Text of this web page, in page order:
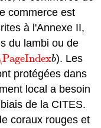
commerce est
à l'Annexe II,
du lambi ou de
b
b). Les
protégées dans
local a besoin
de la CITES.
coraux rouges et